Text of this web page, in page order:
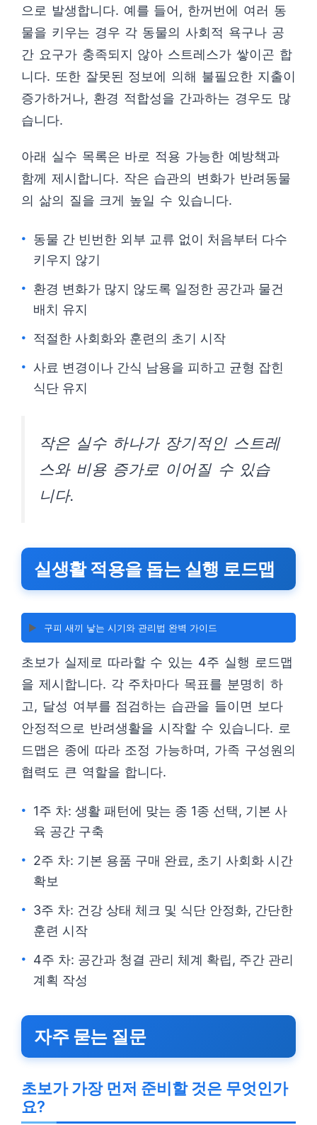
으로 발생합니다. 예를 들어, 한꺼번에 여러 동
물을 키우는 경우 각 동물의 사회적 욕구나 공
간 요구가 충족되지 않아 스트레스가 쌓이곤 합
니다. 또한 잘못된 정보에 의해 불필요한 지출이
증가하거나, 환경 적합성을 간과하는 경우도 많
습니다.
아래 실수 목록은 바로 적용 가능한 예방책과
함께 제시합니다. 작은 습관의 변화가 반려동물
의 삶의 질을 크게 높일 수 있습니다.
동물 간 빈번한 외부 교류 없이 처음부터 다수
키우지 않기
환경 변화가 많지 않도록 일정한 공간과 물건
배치 유지
적절한 사회화와 훈련의 초기 시작
사료 변경이나 간식 남용을 피하고 균형 잡힌
식단 유지
작은 실수 하나가 장기적인 스트레
스와 비용 증가로 이어질 수 있습
니다.
실생활 적용을 돕는 실행 로드맵
▶️ 구피 새끼 낳는 시기와 관리법 완벽 가이드
초보가 실제로 따라할 수 있는 4주 실행 로드맵
을 제시합니다. 각 주차마다 목표를 분명히 하
고, 달성 여부를 점검하는 습관을 들이면 보다
안정적으로 반려생활을 시작할 수 있습니다. 로
드맵은 종에 따라 조정 가능하며, 가족 구성원의
협력도 큰 역할을 합니다.
1주 차: 생활 패턴에 맞는 종 1종 선택, 기본 사
육 공간 구축
2주 차: 기본 용품 구매 완료, 초기 사회화 시간
확보
3주 차: 건강 상태 체크 및 식단 안정화, 간단한
훈련 시작
4주 차: 공간과 청결 관리 체계 확립, 주간 관리
계획 작성
자주 묻는 질문
초보가 가장 먼저 준비할 것은 무엇인가
요?